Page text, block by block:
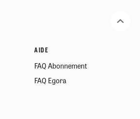
AIDE
FAQ Abonnement
FAQ Egora